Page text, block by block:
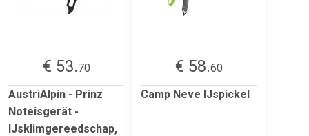
€ 53.70
AustriAlpin - Prinz
Noteisgerät -
IJsklimgereedschap,
€ 58.60
Camp Neve IJspickel